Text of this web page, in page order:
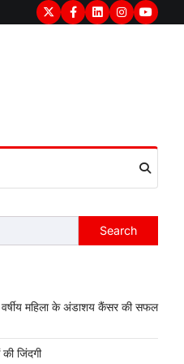
TwitterFacebook
LinkedInInstagram
Search
महिला के अंडाशय कैंसर की सफल
जिंदगी